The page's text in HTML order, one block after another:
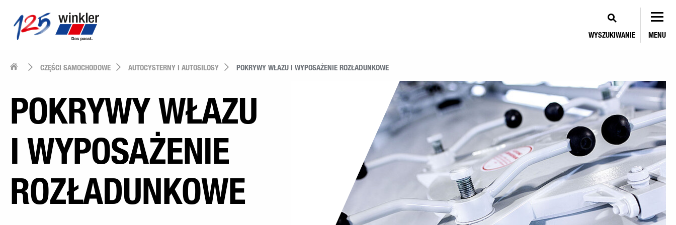
WYSZUKIWANIE MENU
CZĘŚCI SAMOCHODOWE AUTOCYSTERNY I AUTOSILOSY POKRYWY WŁAZU I WYPOSAŻENIE ROZŁADUNKOWE
POKRYWY WŁAZU
I WYPOSAŻENIE
ROZŁADUNKOWE